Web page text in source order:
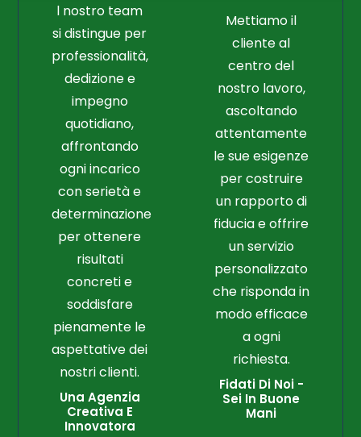
l nostro team
si distingue per
professionalità,
dedizione e
impegno
quotidiano,
affrontando
ogni incarico
con serietà e
determinazione
per ottenere
risultati
concreti e
soddisfare
pienamente le
aspettative dei
nostri clienti.
Una Agenzia
Creativa E
Innovatora
Mettiamo il
cliente al
centro del
nostro lavoro,
ascoltando
attentamente
le sue esigenze
per costruire
un rapporto di
fiducia e offrire
un servizio
personalizzato
che risponda in
modo efficace
a ogni
richiesta.
Fidati Di Noi -
Sei In Buone
Mani